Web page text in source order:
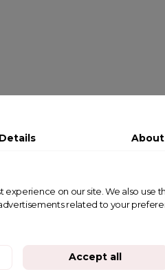
Details
experience on our site. We also use
related to your
Accept all